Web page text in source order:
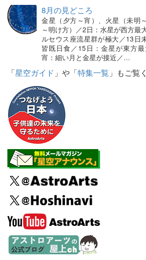
8月の見どころ
金星（夕方～宵）、火星（未明
～明け方）／2日：水星が西方最
ルセウス座流星群が極大／13日
皆既日食／15日：金星が東方
宵：細い月と金星が接近／…
「星空ガイド 」や「特集一覧 」もご覧